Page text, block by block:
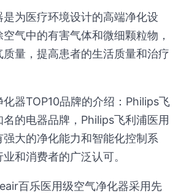
是为医疗环境设计的高端净化设
气中的有害气体和微细颗粒物，
量，提高患者的生活质量和治疗
器TOP10品牌的介绍：Philips飞
的电器品牌，Philips飞利浦医用
大的净化能力和智能化控制系
和消费者的广泛认可。
百乐医用级空气净化器采用先